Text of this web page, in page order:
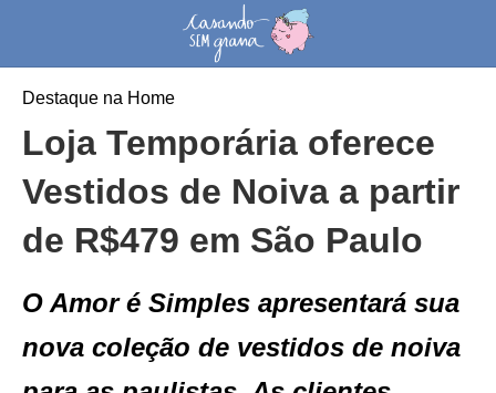
Destaque na Home
Loja Temporária oferece
Vestidos de Noiva a partir
de R$479 em São Paulo
O Amor é Simples apresentará sua
nova coleção de vestidos de noiva